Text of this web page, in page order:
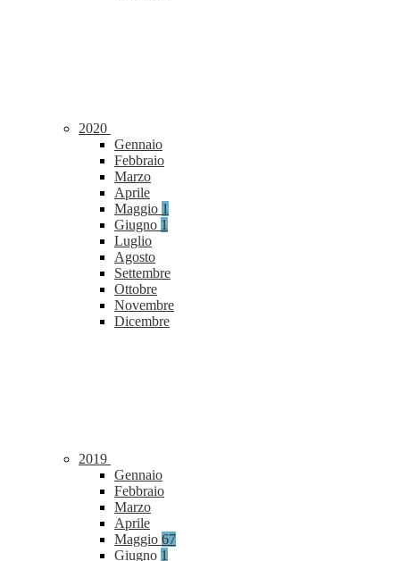
2020
Gennaio
Febbraio
Marzo
Aprile
Maggio 1
Giugno 1
Luglio
Agosto
Settembre
Ottobre
Novembre
Dicembre
2019
Gennaio
Febbraio
Marzo
Aprile
Maggio 67
Giugno 1